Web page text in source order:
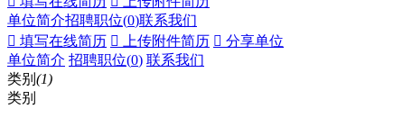
单位简介招聘职位(0)联系我们
 填写在线简历  上传附件简历  分享单位
单位简介 招聘职位(0) 联系我们
类别 (1)
类别